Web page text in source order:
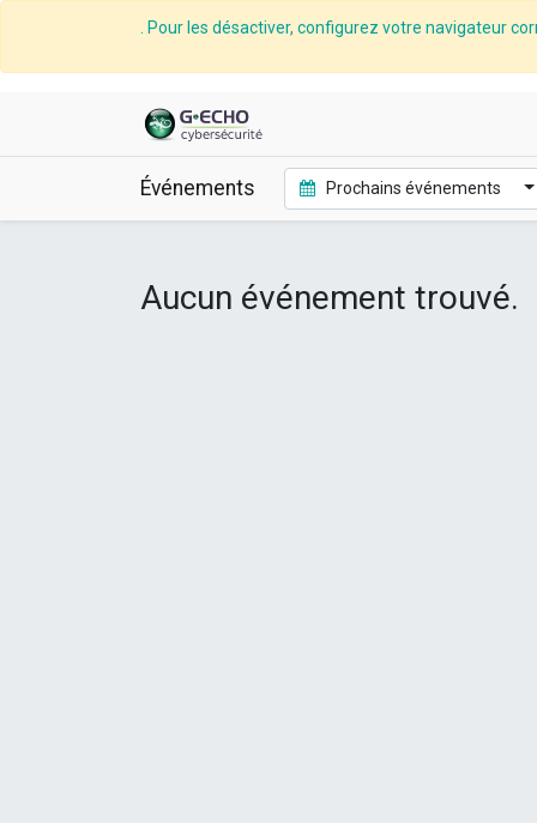
. Pour les désactiver, configurez votre navigateur
Événements Prochains événements
Aucun événement trouvé.